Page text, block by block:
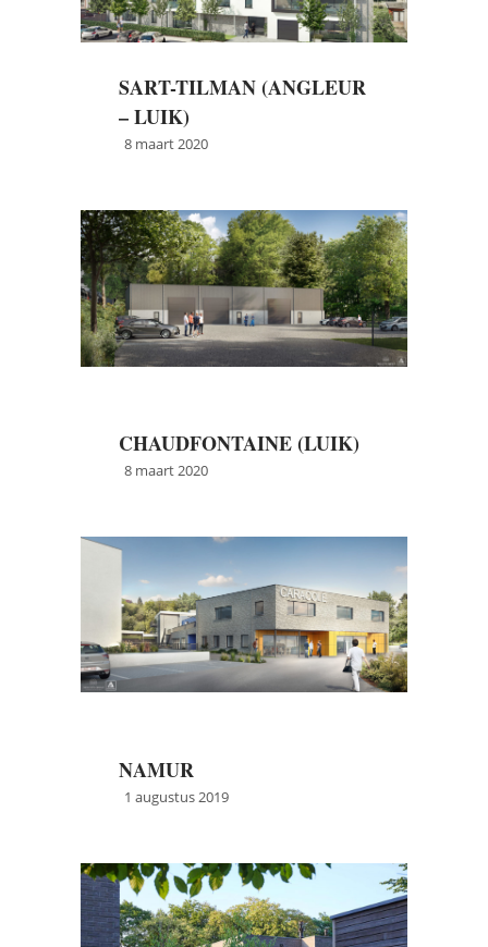
SART-TILMAN (ANGLEUR
– LUIK)
8 maart 2020
Meer info →
CHAUDFONTAINE (LUIK)
8 maart 2020
Meer info →
NAMUR
1 augustus 2019
Meer info →